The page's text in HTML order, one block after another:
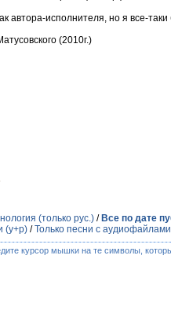
исполнителя, но я все-
(2010г.)
(только рус.) / Все по дате
(у+р) /Только песни с
курсор мышки на те символы,